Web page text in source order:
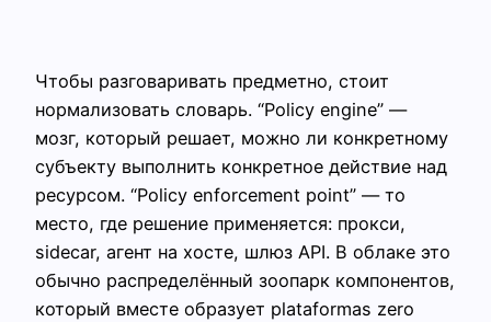
Чтобы разговаривать предметно, стоит
нормализовать словарь. “Policy engine” —
мозг, который решает, можно ли конкретному
субъекту выполнить конкретное действие над
ресурсом. “Policy enforcement point” — то
место, где решение применяется: прокси,
sidecar, агент на хосте, шлюз API. В облаке это
обычно распределённый зоопарк компонентов,
который вместе образует plataformas zero